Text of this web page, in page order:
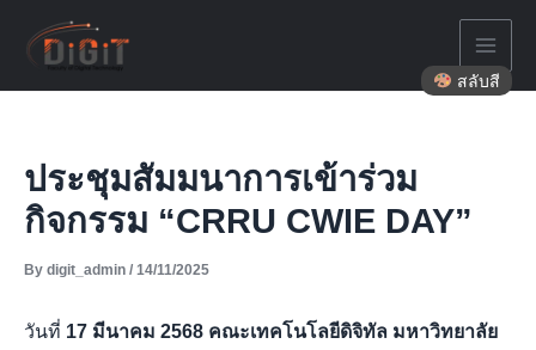
content
ประชุมสัมมนาการเข้าร่วม
กิจกรรม “CRRU CWIE DAY”
By digit_admin / 14/11/2025
วันที่ 17 มีนาคม 2568 คณะเทคโนโลยีดิจิทัล มหาวิทยาลัย
สลับสี